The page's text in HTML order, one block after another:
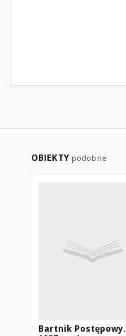
OBIEKTY podobne
Bartnik Postępowy.